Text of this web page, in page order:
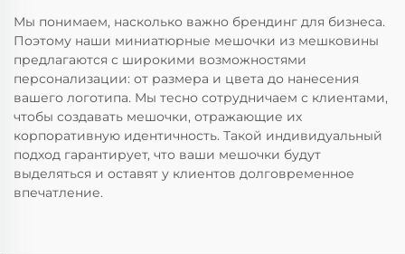
Мы понимаем, насколько важно брендинг для бизнеса.
Поэтому наши миниатюрные мешочки из мешковины
предлагаются с широкими возможностями
персонализации: от размера и цвета до нанесения
вашего логотипа. Мы тесно сотрудничаем с клиентами,
чтобы создавать мешочки, отражающие их
корпоративную идентичность. Такой индивидуальный
подход гарантирует, что ваши мешочки будут
выделяться и оставят у клиентов долговременное
впечатление.